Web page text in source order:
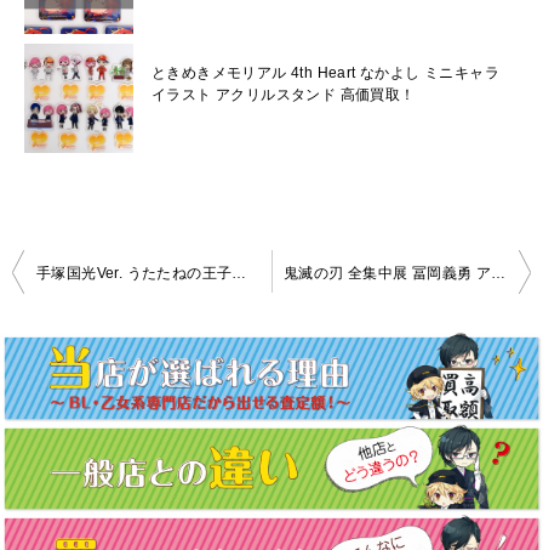
ときめきメモリアル 4th Heart なかよし ミニキャラ
イラスト アクリルスタンド 高価買取！
投
ナ
ビ
ゲ
ー
シ
ョ
手塚国光Ver. うたたねの王子様 第2弾 ブランケット 買取致しました！ 鬼滅の刃 全集中展 冨岡義勇 アクリルマスコット 買取致しました！